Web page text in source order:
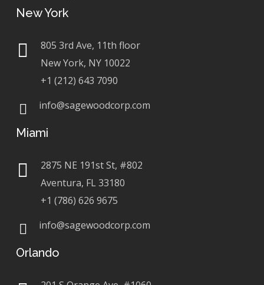
New York
805 3rd Ave, 11th floor
New York, NY 10022
+1 (212) 643 7090
info@sagewoodcorp.com
Miami
2875 NE 191st St, #802
Aventura, FL 33180
+1 (786) 626 9675
info@sagewoodcorp.com
Orlando